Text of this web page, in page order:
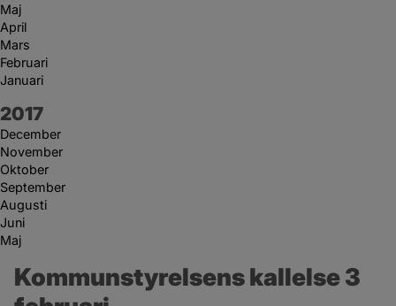
Maj
April
Mars
Februari
Januari
År:
2017
December
November
Oktober
September
Augusti
Juni
Maj
Kommunstyrelsens kallelse 3